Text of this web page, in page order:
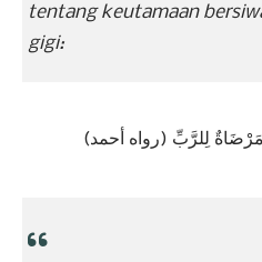
tentang keutamaan
gigi:
لِلرَّبِّ (رواه أحمد